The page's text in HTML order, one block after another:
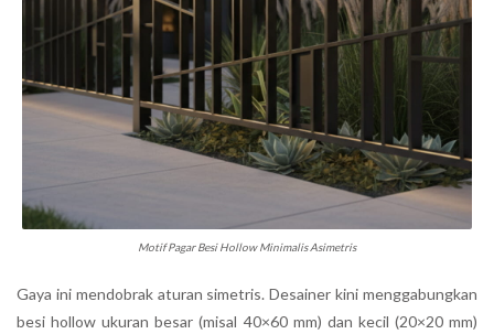
Motif Pagar Besi Hollow Minimalis Asimetris
Gaya ini mendobrak aturan simetris. Desainer kini menggabungkan
besi hollow ukuran besar (misal 40×60 mm) dan kecil (20×20 mm)